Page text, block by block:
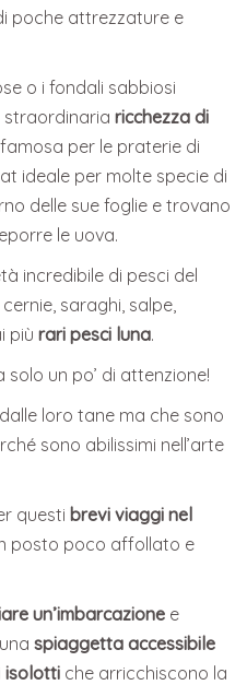
poche attrezzature e
o i fondali sabbiosi
straordinariaricchezza di
famosa per le praterie di
ideale per molte specie di
delle sue foglie e trovano
le uova.
incredibile di pesci del
saraghi, salpe,
piùrari pesci luna.
solo un po’ di attenzione!
loro tane ma che sono
sono abilissimi nell’arte
questibrevi viaggi nel
posto poco affollato e
un’imbarcazione e
spiaggetta accessibile
isolotti che arricchiscono la